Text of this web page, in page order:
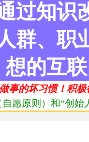
过知识
群、职
想的互
事的坏习惯！积
愿原则）和“创